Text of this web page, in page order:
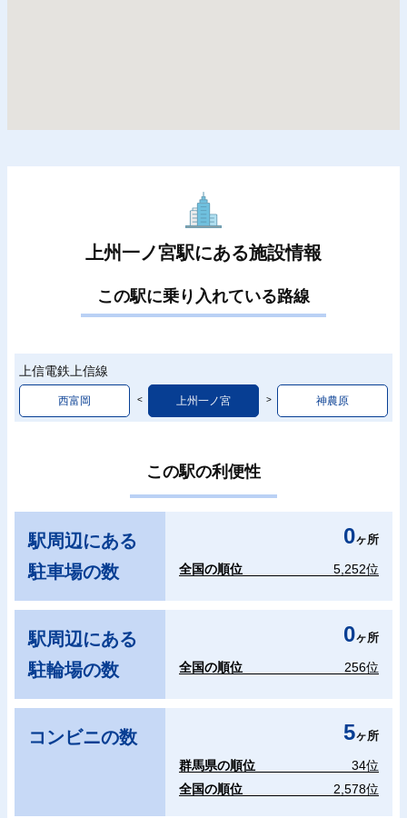
上州一ノ宮駅にある施設情報
この駅に乗り入れている路線
上信電鉄上信線
西富岡 上州一ノ宮 神農原
この駅の利便性
駅周辺にある
駐車場の数
0ヶ所
全国の順位 5,252位
駅周辺にある
駐輪場の数
0ヶ所
全国の順位 256位
コンビニの数 5ヶ所
群馬県の順位
34位
全国の順位
2,578位